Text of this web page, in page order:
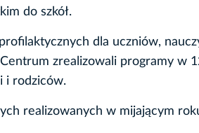
do szkół.
dla uczniów,
zrealizowali programy w
i rodziców.
realizowanych w mijającym